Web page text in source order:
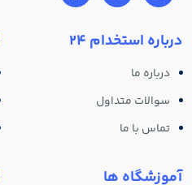
درباره استخدام 24
درباره ما
سوالات متداول
تماس با ما
آموزشگاه ها